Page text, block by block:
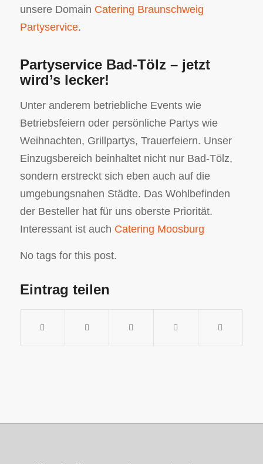
unsere Domain Catering Braunschweig
Partyservice.
Partyservice Bad-Tölz – jetzt
wird’s lecker!
Unter anderem betriebliche Events wie
Betriebsfeiern oder persönliche Partys wie
Weihnachten, Grillpartys, Trauerfeiern. Unser
Einzugsbereich beinhaltet nicht nur Bad-Tölz,
sondern erstreckt sich eben auch auf die
umgebungsnahen Städte. Das Wohlbefinden
der Besteller hat für uns oberste Priorität.
Interessant ist auch Catering Moosburg
No tags for this post.
Eintrag teilen